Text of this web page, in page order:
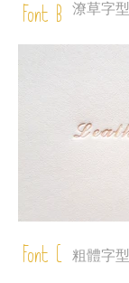
Font B 潦草字型
Font C 粗體字型